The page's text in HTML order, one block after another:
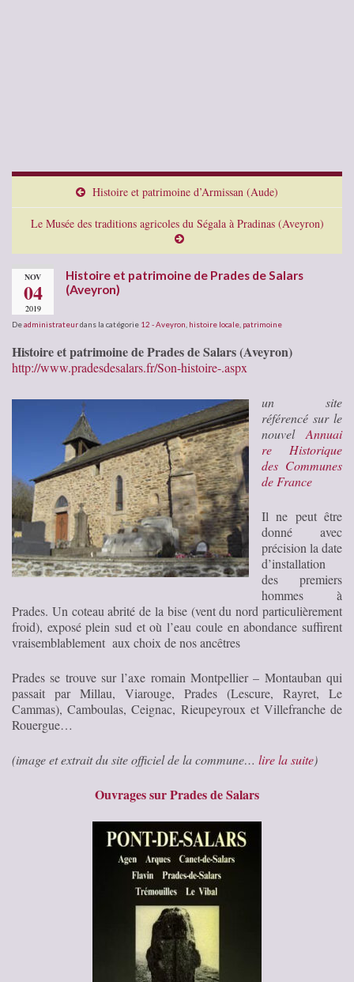
Histoire et patrimoine d’Armissan (Aude)
Le Musée des traditions agricoles du Ségala à Pradinas (Aveyron)
NOV
04
2019
Histoire et patrimoine de Prades de Salars
(Aveyron)
Deadministrateurdans la catégorie 12 - Aveyron histoire locale patrimoine
Histoire et patrimoine de Prades de Salars (Aveyron)
http://www.pradesdesalars.fr/Son-histoire-.aspx
un site
référencé sur le
nouvel Annuai
re Historique
des Communes
de France
Il ne peut être
donné avec
précision la date
d’installation
des premiers
hommes à
Prades. Un coteau abrité de la bise (vent du nord particulièrement
froid), exposé plein sud et où l’eau coule en abondance suffirent
vraisemblablement aux choix de nos ancêtres
Prades se trouve sur l’axe romain Montpellier – Montauban qui
passait par Millau, Viarouge, Prades (Lescure, Rayret, Le
Cammas), Camboulas, Ceignac, Rieupeyroux et Villefranche de
Rouergue…
(image et extrait du site officiel de la commune… lire la suite)
Ouvrages sur Prades de Salars